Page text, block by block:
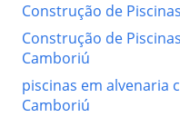
Construção de
Construção de
Camboriú
piscinas em alvenaria
Camboriú